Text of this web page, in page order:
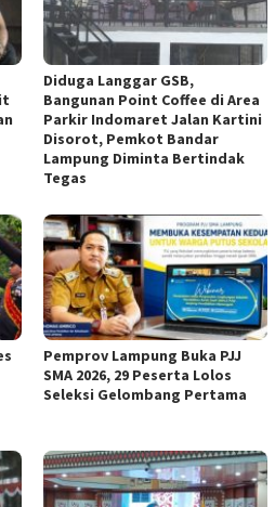
Diduga Langgar GSB,
Bangunan Point Coffee di Area
Parkir Indomaret Jalan Kartini
Disorot, Pemkot Bandar
Lampung Diminta Bertindak
Tegas
Pemprov Lampung Buka PJJ
SMA 2026, 29 Peserta Lolos
Seleksi Gelombang Pertama